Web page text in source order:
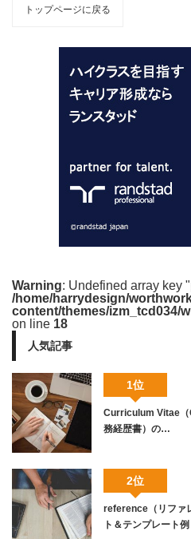
トップページに戻る
Warning: Undefined array key
/home/harrydesign/
content/themes/izm_tcd034/
on line 18
人気記事
1位
Curriculum Vitae（
務経歴書）の…
2位
reference（リファ
ト＆テンプレート例